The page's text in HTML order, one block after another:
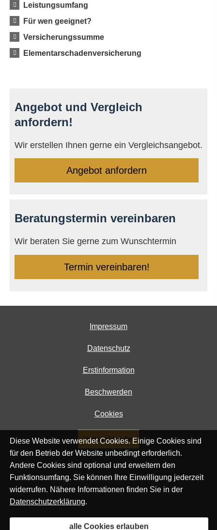
Leistungsumfang
Für wen geeignet?
Versicherungssumme
Elementarschadenversicherung
Angebot und Vergleich
anfordern!
Wir erstellen Ihnen gerne ein Vergleichsangebot.
An­ge­bot an­for­dern
Beratungstermin vereinbaren
Wir beraten Sie gerne zum Wunschtermin
Termin ver­ein­baren!
Impressum
Datenschutz
Erstinformation
Beschwerden
Cookies
Vertrag widerrufen
Diese Website verwendet Cookies. Einige Cookies sind
für den Betrieb der Website unbedingt erforderlich.
Andere Cookies sind optional und erweitern den
Funktionsumfang. Sie können Ihre Einwilligung jederzeit
widerrufen. Nähere Informationen finden Sie in der
Datenschutzerklärung.
alle Cookies erlauben